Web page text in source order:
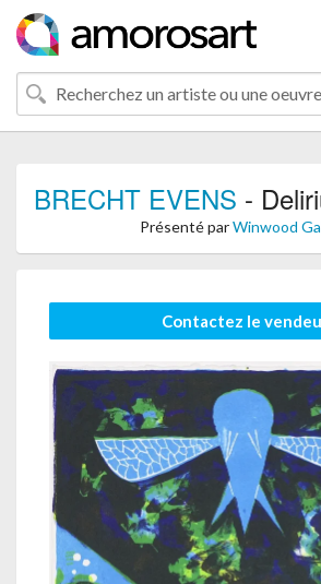
BRECHT EVENS -
Présenté parWinwood
Contactez le